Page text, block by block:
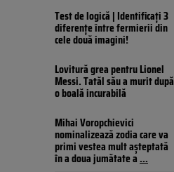
Test de logică | Identificați 3
diferențe între fermierii din
cele două imagini!
Lovitură grea pentru Lionel
Messi. Tatăl său a murit după
o boală incurabilă
Mihai Voropchievici
nominalizează zodia care va
primi vestea mult așteptată
în a doua jumătate a...